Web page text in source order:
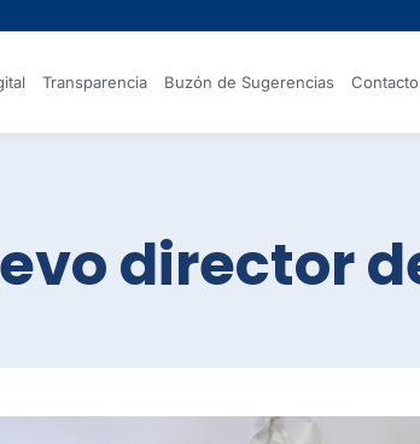
Transparencia Buzón de Sugerencias Contacto
director